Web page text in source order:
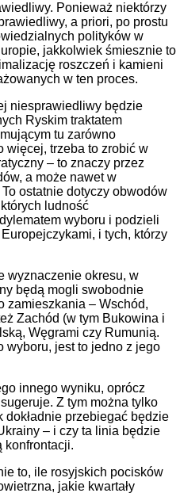
Ponieważ niektórzy
a priori, po prostu
polityków w
jakkolwiek śmiesznie to
roszczeń i kamieni
w ten proces.
niesprawiedliwy będzie
Ryskim traktatem
tu zarówno
więcej, trzeba to zrobić w
– to znaczy przez
a może nawet w
ostatnie dotyczy obwodów
ludność
wyboru i podzieli
i tych, którzy
wyznaczenie okresu, w
będą mogli swobodnie
zamieszkania – Wschód,
Zachód (w tym Bukowina i
Węgrami czy Rumunią.
wyboru, jest to jedno z jego
innego wyniku, oprócz
Z tym można tylko
przebiegać będzie
– i czy ta linia będzie
konfrontacji.
to, ile rosyjskich pocisków
jakie kwartały